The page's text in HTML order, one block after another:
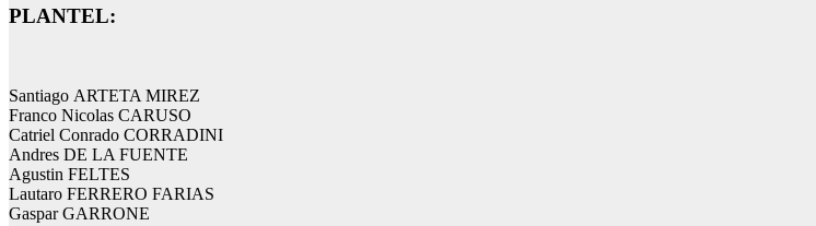
PLANTEL:
Santiago ARTETA MIREZ
Franco Nicolas CARUSO
Catriel Conrado CORRADINI
Andres DE LA FUENTE
Agustin FELTES
Lautaro FERRERO FARIAS
Gaspar GARRONE